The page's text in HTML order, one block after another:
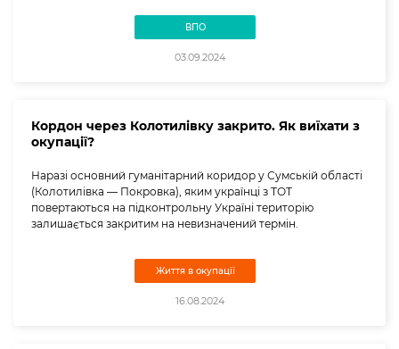
ВПО
03.09.2024
Кордон через Колотилівку закрито. Як виїхати з
окупації?
Наразі основний гуманітарний коридор у Сумській області
(Колотилівка — Покровка), яким українці з ТОТ
повертаються на підконтрольну Україні територію
залишається закритим на невизначений термін.
Життя в окупації
16.08.2024